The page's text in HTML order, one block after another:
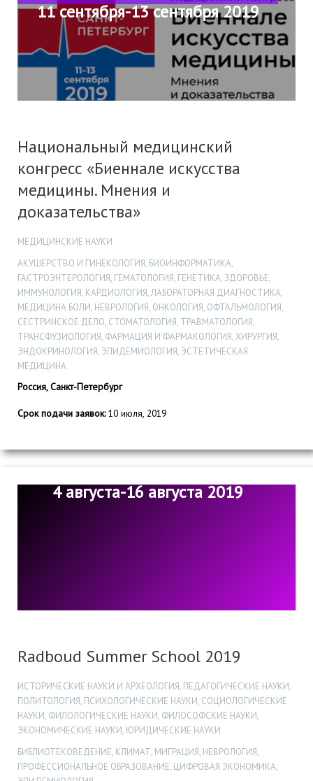
11 сентября-13 сентября 2019
Национальный медицинский
конгресс «Биеннале искусства
медицины. Мнения и
доказательства»
МЕДИЦИНСКИЕ НАУКИ
АКУШЕРСТВО И ГИНЕКОЛОГИЯ, БИОИНФОРМАТИКА,
ГАСТРОЭНТЕРОЛОГИЯ, ГЕМАТОЛОГИЯ, ГЕНЕТИКА, ЗДОРОВЬЕ,
ИММУНОЛОГИЯ, КАРДИОЛОГИЯ, ЛАБОРАТОРНАЯ ДИАГНОСТИКА,
МЕДИЦИНА БОЛИ, НЕВРОЛОГИЯ, ОНКОЛОГИЯ, ОФТАЛЬМОЛОГИЯ,
СЕСТРИНСКОЕ ДЕЛО, СТОМАТОЛОГИЯ, ТРАВМАТОЛОГИЯ,
ТРАНСФУЗИОЛОГИЯ, ФАРМАЦИЯ И ФАРМАКОЛОГИЯ, ХИРУРГИЯ,
ЭНДОКРИНОЛОГИЯ, ЭПИДЕМИОЛОГИЯ, ЭСТЕТИЧЕСКАЯ
МЕДИЦИНА
Россия, Санкт-Петербург
Срок подачи заявок:10 июля, 2019
4 августа-16 августа 2019
Radboud Summer School 2019
ИСТОРИЧЕСКИЕ НАУКИ И АРХЕОЛОГИЯ, ПЕДАГОГИЧЕСКИЕ НАУКИ,
ПОЛИТОЛОГИЯ, ПСИХОЛОГИЧЕСКИЕ НАУКИ, СОЦИОЛОГИЧЕСКИЕ
НАУКИ, ФИЛОЛОГИЧЕСКИЕ НАУКИ, ФИЛОСОФСКИЕ НАУКИ,
ЭКОНОМИЧЕСКИЕ НАУКИ, ЮРИДИЧЕСКИЕ НАУКИ
БИБЛИОТЕКОВЕДЕНИЕ, КЛИМАТ, МИГРАЦИЯ, НЕВРОЛОГИЯ,
ПРОФЕССИОНАЛЬНОЕ ОБРАЗОВАНИЕ, ЦИФРОВАЯ ЭКОНОМИКА,